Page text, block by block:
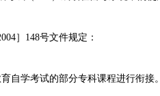
］148号文件规定：
自学考试的部分专科课程进行衔接